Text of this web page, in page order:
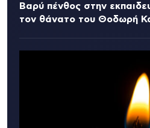
Βαρύ πένθος στην
τον θάνατο του Θοδωρή